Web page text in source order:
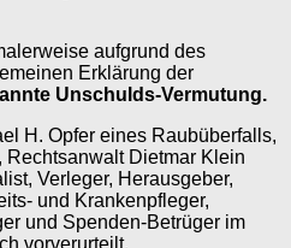
aufgrund des
Erklärung der
Unschulds-Vermutung.
H. Opfer eines Raubüberfalls,
Rechtsanwalt Dietmar Klein
Verleger, Herausgeber,
und Krankenpfleger,
und Spenden-Betrüger im
vorverurteilt.